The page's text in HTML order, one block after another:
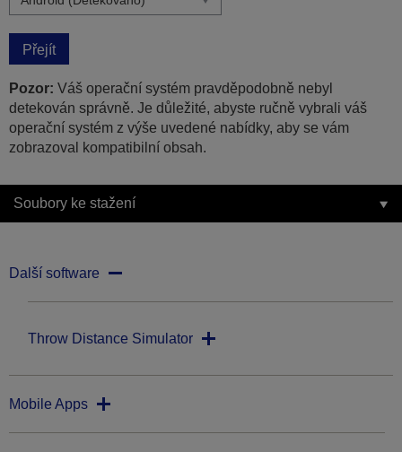
Přejít
Pozor: Váš operační systém pravděpodobně nebyl
detekován správně. Je důležité, abyste ručně vybrali váš
operační systém z výše uvedené nabídky, aby se vám
zobrazoval kompatibilní obsah.
Soubory ke stažení
Další software
Throw Distance Simulator
Mobile Apps